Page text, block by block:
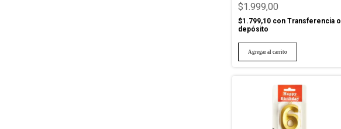
$1.999,00
$1.799,10 con Transferencia o
depósito